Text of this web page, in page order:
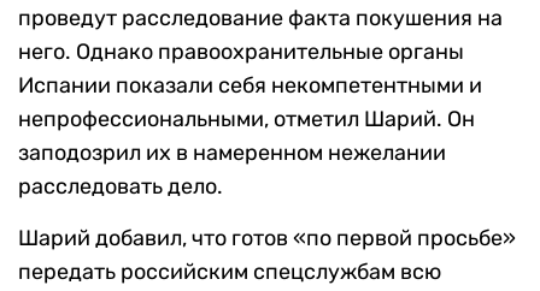
проведут расследование факта покушения на
него. Однако правоохранительные органы
Испании показали себя некомпетентными и
непрофессиональными, отметил Шарий. Он
заподозрил их в намеренном нежелании
расследовать дело.
Шарий добавил, что готов «по первой просьбе»
передать российским спецслужбам всю